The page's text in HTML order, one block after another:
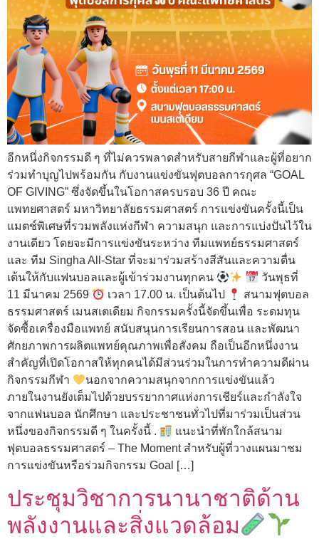
อีกหนึ่งกิจกรรมดี ๆ ที่ไม่ควรพลาดสำหรับสายกีฬาและผู้ที่อยาก
ร่วมทำบุญไปพร้อมกัน กับงานแข่งขันฟุตบอลการกุศล “GOAL
OF GIVING” ซึ่งจัดขึ้นในโอกาสครบรอบ 36 ปี คณะ
แพทยศาสตร์ มหาวิทยาลัยธรรมศาสตร์ การแข่งขันครั้งนี้เป็น
แมตช์พิเศษที่รวมพลังแห่งกีฬา ความสนุก และการแบ่งปันไว้ใน
งานเดียว โดยจะมีการแข่งขันระหว่าง ทีมแพทย์ธรรมศาสตร์
และ ทีม Singha All-Star ที่จะมาร่วมสร้างสีสันและความตื่น
เต้นให้กับแฟนบอลและผู้เข้าร่วมงานทุกคน
วันพุธที่
11 มีนาคม 2569
เวลา 17.00 น. เป็นต้นไป
สนามฟุตบอล
ธรรมศาสตร์ เมนสเตเดียม กิจกรรมครั้งนี้จัดขึ้นเพื่อ ระดมทุน
จัดซื้อเครื่องมือแพทย์ สนับสนุนการเรียนการสอน และพัฒนา
ศักยภาพการผลิตแพทย์คุณภาพเพื่อสังคม ถือเป็นอีกหนึ่งงาน
สำคัญที่เปิดโอกาสให้ทุกคนได้มีส่วนร่วมในการทำความดีผ่าน
กิจกรรมกีฬา
นอกจากความสนุกจากการแข่งขันแล้ว
ภายในงานยังเต็มไปด้วยบรรยากาศแห่งการเชียร์และกำลังใจ
จากแฟนบอล นักศึกษา และประชาชนทั่วไปที่มาร่วมเป็นส่วน
หนึ่งของกิจกรรมดี ๆ ในครั้งนี้ .
แนะนำที่พักใกล้สนาม
ฟุตบอลธรรมศาสตร์ – The Moment สำหรับผู้ที่วางแผนมาชม
การแข่งขันหรือร่วมกิจกรรม Goal […]
ประชุมวิชาการนานาชาติด้าน
พลังงานและสิ่งแวดล้อม